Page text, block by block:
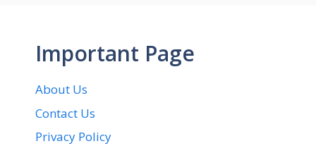
Important Page
About Us
Contact Us
Privacy Policy